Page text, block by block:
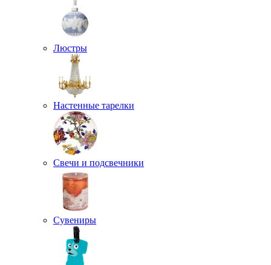
Люстры
Настенные тарелки
Свечи и подсвечники
Сувениры